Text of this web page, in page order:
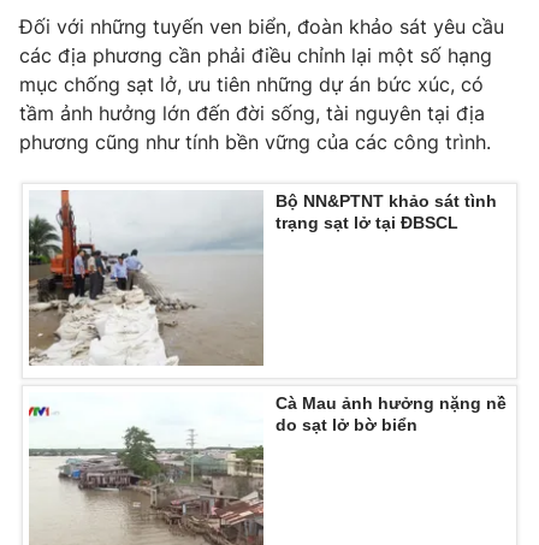
Nhân vật
Khán giả
Giải sao mai
Âm nhạc
Sao
Du lịch
Làm đẹp
Chất lượng cuộc sống
Giáo dục
Tuyển sinh
Công nghệ
Hitech Công nghệ tương lai
Sản phẩm
Thị trường
Tư vấn
Giao lưu trực tuyến
Lịch phát sóng
Chuyên mục khác
Emagazine Podcast
Photo Infographic
Đối với những tuyến ven biển, đoàn khảo sát yêu cầu
các địa phương cần phải điều chỉnh lại một số hạng
mục chống sạt lở, ưu tiên những dự án bức xúc, có
tầm ảnh hưởng lớn đến đời sống, tài nguyên tại địa
phương cũng như tính bền vững của các công trình.
Bộ NN&PTNT khảo sát tình
trạng sạt lở tại ĐBSCL
Cà Mau ảnh hưởng nặng nề
do sạt lở bờ biển